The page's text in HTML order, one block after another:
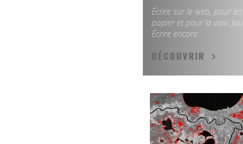
Écrire sur le web, pour les
papier et pour la voix.
Écrire encore.
DÉCOUVRIR